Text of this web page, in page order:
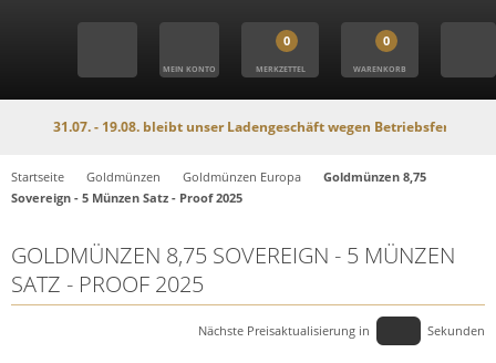
MEIN KONTO
0
MERKZETTEL
0
WARENKORB
31.07. - 19.08. bleibt unser Ladengeschäft wegen Betriebsferien
Startseite Goldmünzen Goldmünzen Europa
Goldmünzen 8,75
Sovereign - 5 Münzen Satz - Proof 2025
GOLDMÜNZEN 8,75 SOVEREIGN - 5 MÜNZEN
SATZ - PROOF 2025
Nächste Preisaktualisierung in Sekunden